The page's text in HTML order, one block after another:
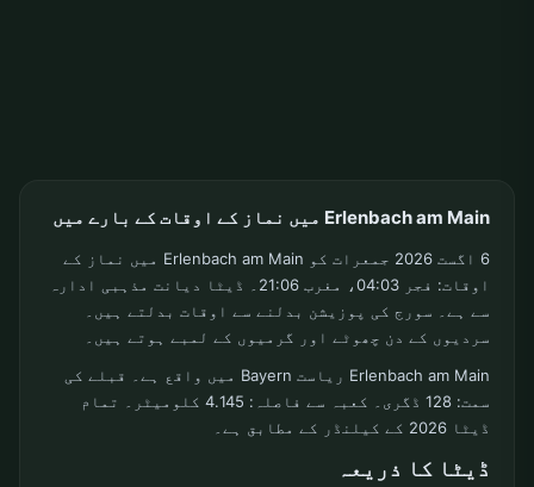
Erlenbach am Main میں نماز کے اوقات کے بارے میں
6 اگست 2026 جمعرات کو Erlenbach am Main میں نماز کے
اوقات: فجر 04:03، مغرب 21:06۔ ڈیٹا دیانت مذہبی ادارہ
سے ہے۔ سورج کی پوزیشن بدلنے سے اوقات بدلتے ہیں۔
سردیوں کے دن چھوٹے اور گرمیوں کے لمبے ہوتے ہیں۔
Erlenbach am Main ریاست Bayern میں واقع ہے۔ قبلے کی
سمت: 128 ڈگری۔ کعبہ سے فاصلہ: 4.145 کلومیٹر۔ تمام
ڈیٹا 2026 کے کیلنڈر کے مطابق ہے۔
ڈیٹا کا ذریعہ